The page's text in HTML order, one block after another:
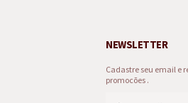
NEWSLETTER
Cadastre seu email e
promocões .